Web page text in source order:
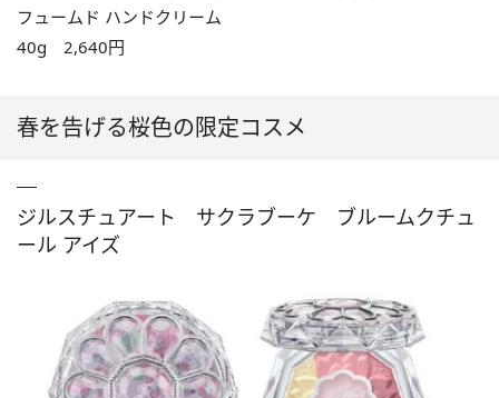
フュームド ハンドクリーム
40g 2,640円
春を告げる桜色の限定コスメ
ジルスチュアート サクラブーケ ブルームクチュ
ール アイズ